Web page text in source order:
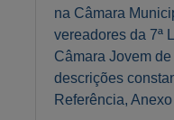
na Câmara
vereadores da 7ª
Câmara Jovem
descrições
Referência,